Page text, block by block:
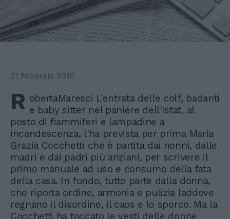
21 febbraio 2010
R obertaMaresci L'entrata delle colf, badanti
e baby sitter nel paniere dell'Istat, al
posto di fiammiferi e lampadine a
incandescenza, l'ha prevista per prima Maria
Grazia Cocchetti che è partita dai nonni, dalle
madri e dai padri più anziani, per scrivere il
primo manuale ad uso e consumo della fata
della casa. In fondo, tutto parte dalla donna,
che riporta ordine, armonia e pulizia laddove
regnano il disordine, il caos e lo sporco. Ma la
Cocchetti ha toccato le vesti delle donne